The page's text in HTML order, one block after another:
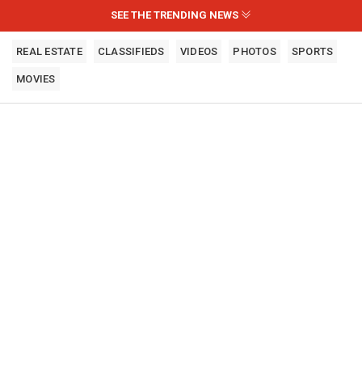
SEE THE TRENDING NEWS
REAL ESTATE CLASSIFIEDS VIDEOS PHOTOS SPORTS
MOVIES